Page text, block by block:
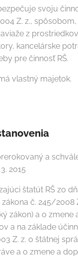
svoju
Z. z.,
z
kancelárske
pre činnosť RŠ.
vlastný majetok.
a
2015
štatút RŠ zo
č. 245/2008
zákon) a o zmene
a na základe
Z. z. o štátnej
a o zmene a